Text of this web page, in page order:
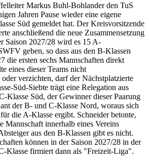
Markus Buhl-Bohlander den TuS
Jahren Pause wieder eine eigene
Süd gemeldet hat. Der Kreisvorsitzende
anschließend die neue Zusammensetzung
Saison 2027/28 wird es 15 A-
geben, so dass aus den B-Klassen
die ersten sechs Mannschaften direkt
eines dieser Teams nicht
verzichten, darf der Nächstplatzierte
Süd-Siebte trägt eine Relegation aus
Klasse Süd, der Gewinner dieser Paarung
der B- und C-Klasse Nord, woraus sich
die A-Klasse ergibt. Schneider betonte,
Mannschaft innerhalb eines Vereins
aus den B-Klassen gibt es nicht.
können in der Saison 2027/28 in der
Klasse firmiert dann als "Freizeit-Liga".